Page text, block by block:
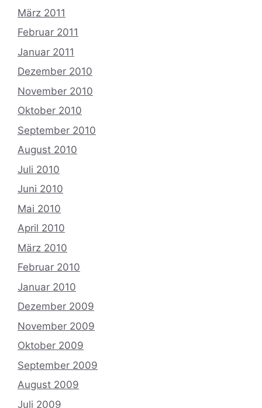
März 2011
Februar 2011
Januar 2011
Dezember 2010
November 2010
Oktober 2010
September 2010
August 2010
Juli 2010
Juni 2010
Mai 2010
April 2010
März 2010
Februar 2010
Januar 2010
Dezember 2009
November 2009
Oktober 2009
September 2009
August 2009
Juli 2009